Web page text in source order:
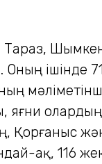
ішінде
яғни
Қорғаныс
ақ, 116